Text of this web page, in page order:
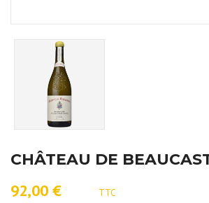
CHÂTEAU DE
92,00 € TTC